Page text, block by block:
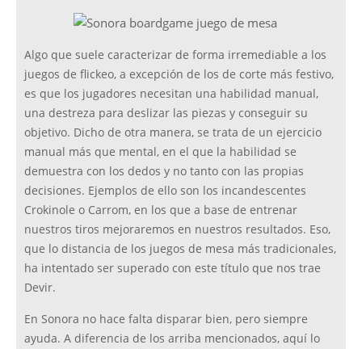
Algo que suele caracterizar de forma irremediable a los
juegos de flickeo, a excepción de los de corte más festivo,
es que los jugadores necesitan una habilidad manual,
una destreza para deslizar las piezas y conseguir su
objetivo. Dicho de otra manera, se trata de un ejercicio
manual más que mental, en el que la habilidad se
demuestra con los dedos y no tanto con las propias
decisiones. Ejemplos de ello son los incandescentes
Crokinole o Carrom, en los que a base de entrenar
nuestros tiros mejoraremos en nuestros resultados. Eso,
que lo distancia de los juegos de mesa más tradicionales,
ha intentado ser superado con este título que nos trae
Devir.
En Sonora no hace falta disparar bien, pero siempre
ayuda. A diferencia de los arriba mencionados, aquí lo